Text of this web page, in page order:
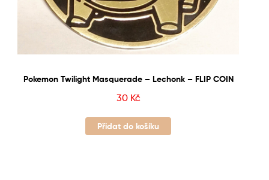
Pokemon Twilight Masquerade – Lechonk – FLIP COIN
30 Kč
Přidat do košíku